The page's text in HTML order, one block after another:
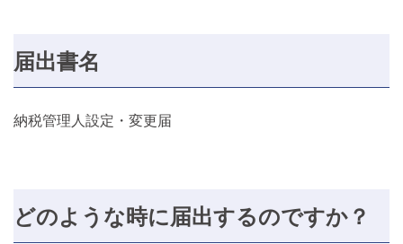
届出書名
納税管理人設定・変更届
どのような時に届出するのですか？